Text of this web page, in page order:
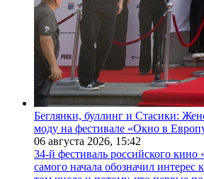
Беглянки, буллинг и Стасики:
моду на фестивале «Окно в
06 августа 2026, 15:42
34-й фестиваль российского
самого начала обозначил интерес